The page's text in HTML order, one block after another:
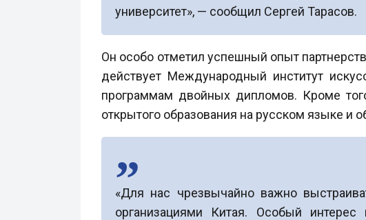
университет», — сообщил Сергей Тарасов.
Он особо отметил успешный опыт
действует Международный институт
программам двойных дипломов. Кроме
открытого образования на русском языке и
«Для нас чрезвычайно важно
организациями Китая. Особый